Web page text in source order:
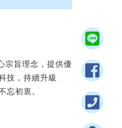
宗旨理念，提供優
技，持續升級
忘初衷。